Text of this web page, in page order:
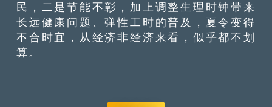
民，二是节能不彰，加上调整生理时钟带来
长远健康问题、弹性工时的普及，夏令变得
不合时宜，从经济非经济来看，似乎都不划
算。